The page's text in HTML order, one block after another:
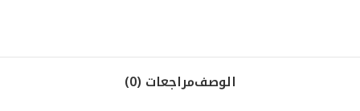
الوصفمراجعات (0)